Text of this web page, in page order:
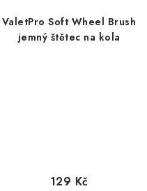
ValetPro Soft Wheel Brush
jemný štětec na kola
129 Kč